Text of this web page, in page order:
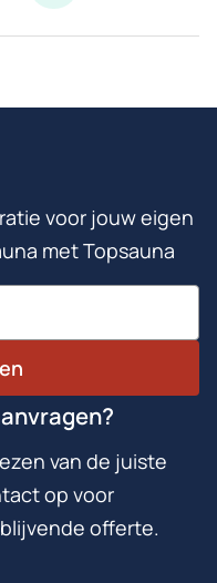
voor jouw eigen
met Topsauna
van de juiste
op voor
offerte.